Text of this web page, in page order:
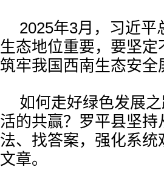
2025年3月，习近平
生态地位重要，要坚
筑牢我国西南生态安全
如何走好绿色发展
活的共赢？罗平县坚
法、找答案，强化系统
文章。